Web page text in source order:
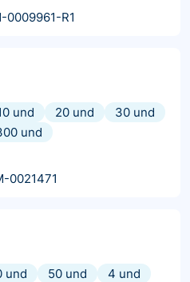
0009961-R1
und 20 und
30 und
und
0021471
und 50 und
4 und